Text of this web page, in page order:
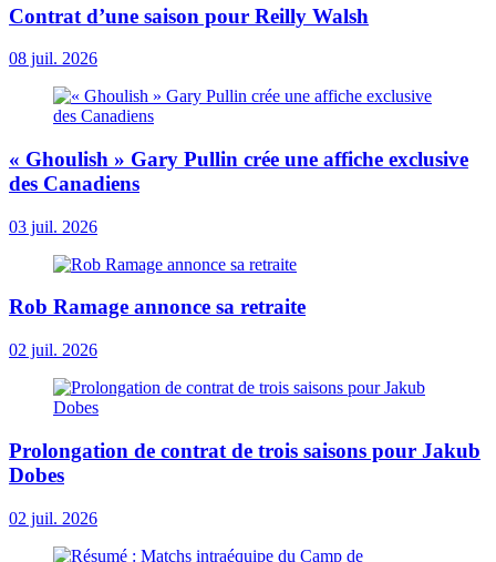
Contrat d’une saison pour Reilly Walsh
08 juil. 2026
« Ghoulish » Gary Pullin crée une affiche exclusive
des Canadiens
03 juil. 2026
Rob Ramage annonce sa retraite
02 juil. 2026
Prolongation de contrat de trois saisons pour Jakub
Dobes
02 juil. 2026